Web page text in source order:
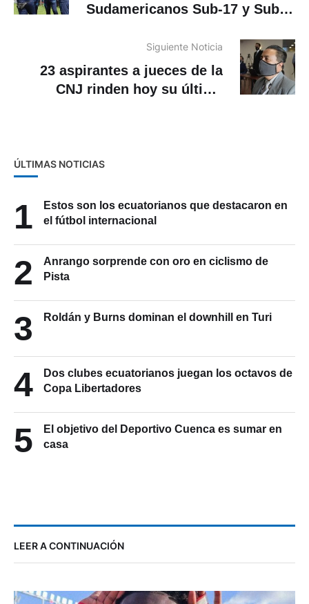
Sudamericanos Sub-17 y Sub-
clasificatorios al Mundial
Siguiente Noticia
23 aspirantes a jueces de la
CNJ rinden hoy su última
ÚLTIMAS NOTICIAS
1
Estos son los ecuatorianos que destacaron en
el fútbol internacional
2
Anrango sorprende con oro en ciclismo de
Pista
3 Roldán y Burns dominan el downhill en Turi
4
Dos clubes ecuatorianos juegan los octavos de
Copa Libertadores
5
El objetivo del Deportivo Cuenca es sumar en
casa
LEER A CONTINUACIÓN